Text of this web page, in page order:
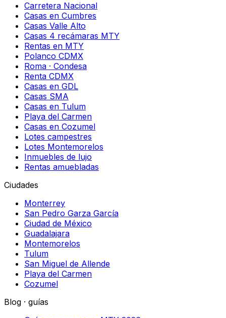
Carretera Nacional
Casas en Cumbres
Casas Valle Alto
Casas 4 recámaras MTY
Rentas en MTY
Polanco CDMX
Roma · Condesa
Renta CDMX
Casas en GDL
Casas SMA
Casas en Tulum
Playa del Carmen
Casas en Cozumel
Lotes campestres
Lotes Montemorelos
Inmuebles de lujo
Rentas amuebladas
Ciudades
Monterrey
San Pedro Garza García
Ciudad de México
Guadalajara
Montemorelos
Tulum
San Miguel de Allende
Playa del Carmen
Cozumel
Blog · guías